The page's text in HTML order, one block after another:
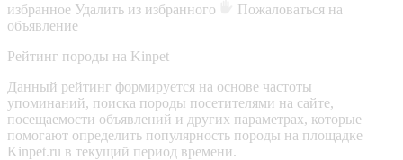
избранное Удалить из избранного
Пожаловаться на
объявление
Рейтинг породы на Kinpet
Данный рейтинг формируется на основе частоты
упоминаний, поиска породы посетителями на сайте,
посещаемости объявлений и других параметрах, которые
помогают определить популярность породы на площадке
Kinpet.ru в текущий период времени.